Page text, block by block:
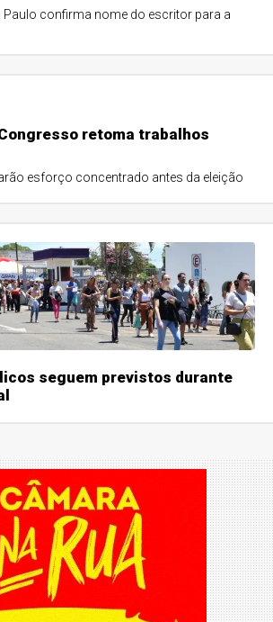
Paulo confirma nome do escritor para a
retoma trabalhos
esforço concentrado antes da eleição
seguem previstos durante